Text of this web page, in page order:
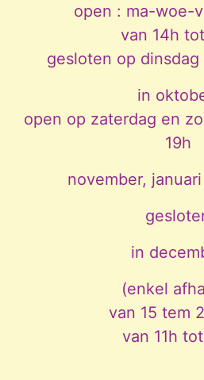
open : ma-woe-
van 14h
gesloten op
in
open op zaterdag en
19h
november,
in
(enkel
van 15 tem
van 11h